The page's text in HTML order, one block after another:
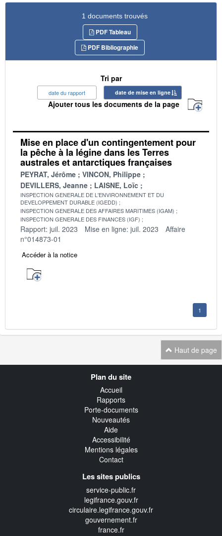
1 documents trouvés
PDF Tableau
PDF Bibliographie
Tri par
date du rapport date de mise en ligne
Ajouter tous les documents de la page
Mise en place d'un contingentement pour
la pêche à la légine dans les Terres
australes et antarctiques françaises
PEYRAT, Jérôme
VINCON, Philippe
DEVILLERS, Jeanne
LAISNE, Loïc
INSPECTION GENERALE DE L'ENVIRONNEMENT ET DU
DEVELOPPEMENT DURABLE (IGEDD)
INSPECTION GENERALE DES AFFAIRES MARITIMES (IGAM)
INSPECTION GENERALE DES FINANCES (IGF)
Rapport: juil. 2023 Mise en ligne: juil. 2023
Affaire
n°014873-01
Accéder à la notice
1
Haut de page
Plan du site
Accueil
Rapports
Porte-documents
Nouveautés
Aide
Accessibilité
Mentions légales
Contact
Les sites publics
service-public.fr
legifrance.gouv.fr
circulaire.legifrance.gouv.fr
gouvernement.fr
france.fr